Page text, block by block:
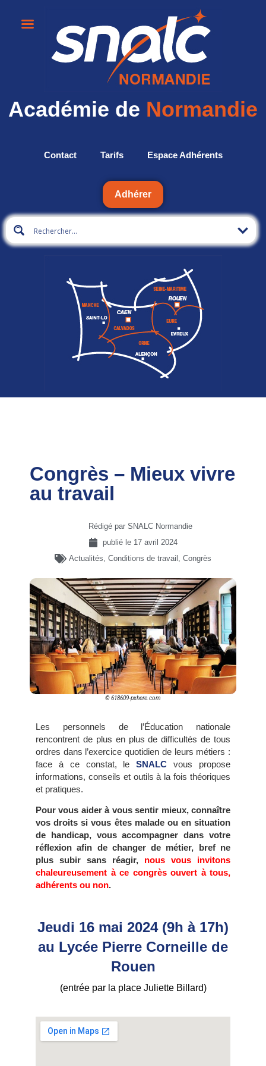
Académie de Normandie
Contact Tarifs Espace Adhérents
Adhérer
Congrès – Mieux vivre
au travail
Rédigé par SNALC Normandie
publié le 17 avril 2024
Actualités, Conditions de travail , Congrès
© 618609-pxhere.com
Les personnels de l’Éducation nationale
rencontrent de plus en plus de difficultés de tous
ordres dans l’exercice quotidien de leurs métiers :
face à ce constat, leSNALC vous propose
informations, conseils et outils à la fois théoriques
et pratiques.
Pour vous aider à vous sentir mieux, connaître
vos droits si vous êtes malade ou en situation
de handicap, vous accompagner dans votre
réflexion afin de changer de métier, bref ne
plus subir sans réagir, nous vous invitons
chaleureusement à ce congrès ouvert à tous,
adhérents ou non.
Jeudi 16 mai 2024 (9h à 17h)
au Lycée Pierre Corneille de
Rouen
(entrée par la place Juliette Billard)